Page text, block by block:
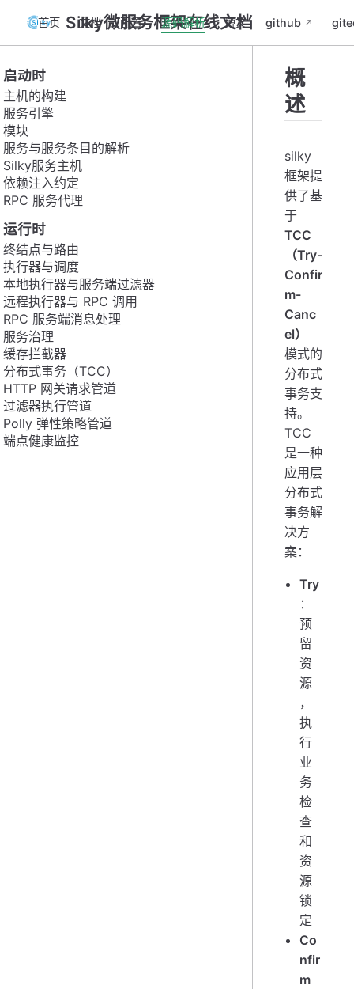
Silky微服务框架在线文档
首页 文档 配置 源码解析 博文 github
启动时
主机的构建
服务引擎
模块
服务与服务条目的解析
Silky服务主机
依赖注入约定
RPC 服务代理
运行时
终结点与路由
执行器与调度
本地执行器与服务端过滤器
远程执行器与 RPC 调用
RPC 服务端消息处理
服务治理
缓存拦截器
分布式事务（TCC）
HTTP 网关请求管道
过滤器执行管道
Polly 弹性策略管道
端点健康监控
概
述
silky
框架提
供了基
于
TCC
（Try-
Confir
m-
Canc
el）
模式的
分布式
事务支
持。
TCC
是一种
应用层
分布式
事务解
决方
案：
Try
：
预
留
资
源
，
执
行
业
务
检
查
和
资
源
锁
定
Co
nfir
m